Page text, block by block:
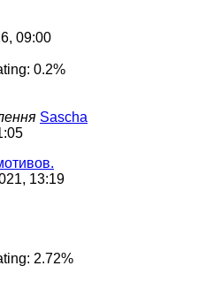
09:00
0.2%
Sascha
13:19
2.72%